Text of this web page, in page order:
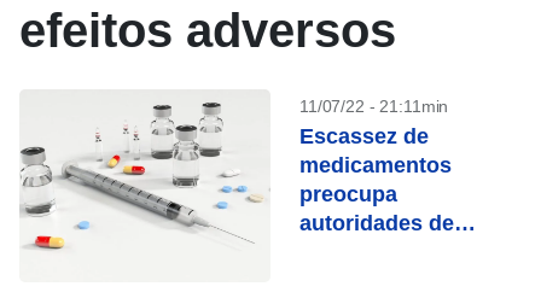
efeitos adversos
11/07/22 - 21:11min
Escassez de
medicamentos
preocupa
autoridades de